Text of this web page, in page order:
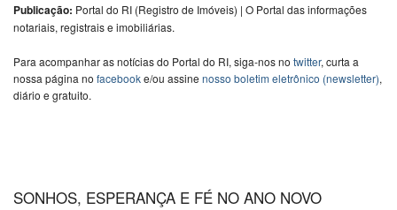
Publicação: Portal do RI (Registro de Imóveis) | O Portal das informações
notariais, registrais e imobiliárias.
Para acompanhar as notícias do Portal do RI, siga-nos no twitter, curta a
nossa página no facebooke/ou assine nosso boletim eletrônico (newsletter),
diário e gratuito.
SONHOS, ESPERANÇA E FÉ NO ANO NOVO